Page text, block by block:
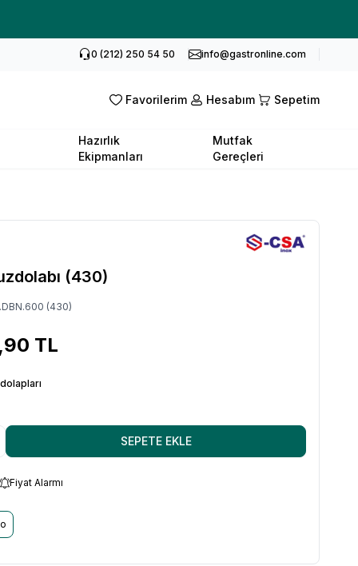
0 (212) 250 54 50 info@gastronline.com
Favorilerim Hesabım Sepetim
Hazırlık
Ekipmanları
Mutfak
Gereçleri
(430)
(430)
TL
SEPETE EKLE
Fiyat Alarmı